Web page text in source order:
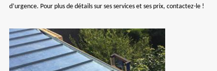
d’urgence. Pour plus de détails sur ses services et ses prix, contactez-le !